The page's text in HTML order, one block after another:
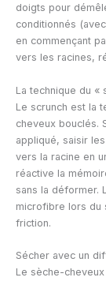
doigts pour
conditionnés
en commençant
vers les racines,
La technique du «
Le scrunch est la
cheveux bouclés.
appliqué, saisir
vers la racine en
réactive la
sans la déformer.
microfibre lors du
friction.
Sécher avec un
Le sèche-